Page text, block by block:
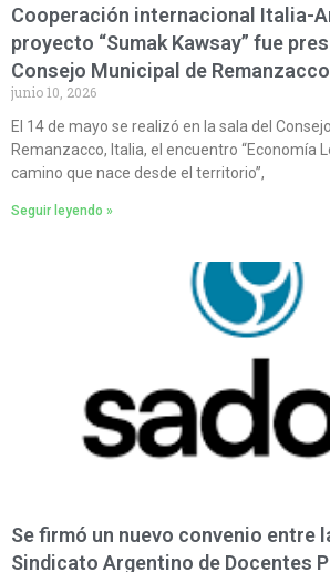
Cooperación internacional Italia-
proyecto “Sumak Kawsay” fue
Consejo Municipal de Remanzacco
junio 10, 2026
El 14 de mayo se realizó en la sala del
Remanzacco, Italia, el encuentro “Economía
camino que nace desde el territorio”,
Seguir leyendo »
Se firmó un nuevo convenio entre
Sindicato Argentino de Docentes